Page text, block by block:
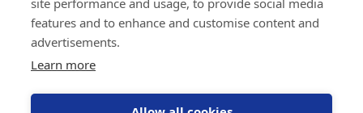
site performance and usage, to provide social media
features and to enhance and customise content and
advertisements.
Learn more